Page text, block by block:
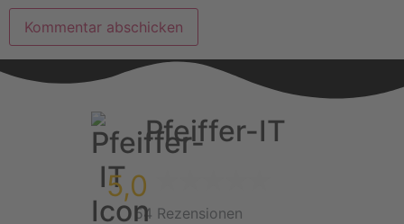
Pfeiffer-IT
5,0
54 Rezensionen